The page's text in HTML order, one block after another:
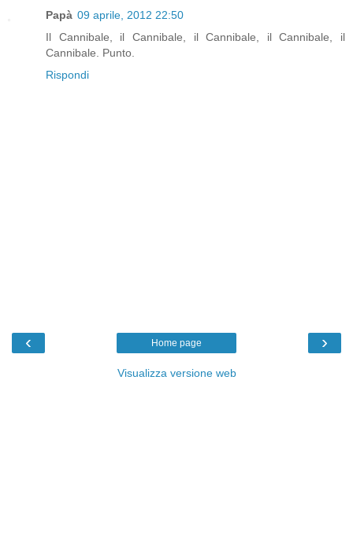
Papà 09 aprile, 2012 22:50
Il Cannibale, il Cannibale, il Cannibale, il Cannibale, il
Cannibale. Punto.
Rispondi
‹ ›
Home page
Visualizza versione web